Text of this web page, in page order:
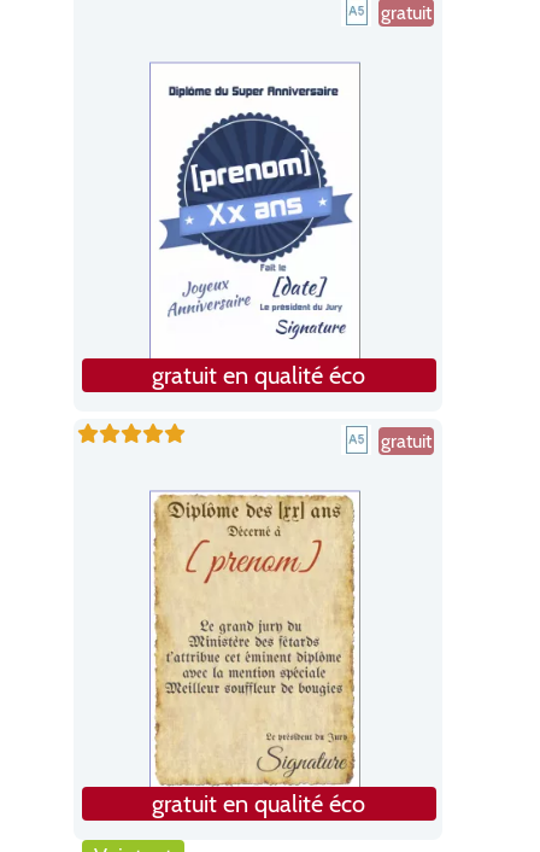
gratuit
gratuit en qualité éco
gratuit
gratuit en qualité éco